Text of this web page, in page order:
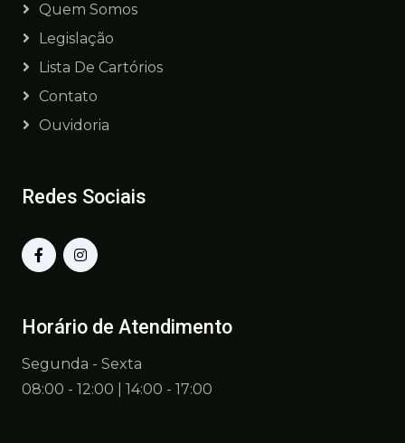
Quem Somos
Legislação
Lista De Cartórios
Contato
Ouvidoria
Redes Sociais
Horário de Atendimento
Segunda - Sexta
08:00 - 12:00 | 14:00 - 17:00